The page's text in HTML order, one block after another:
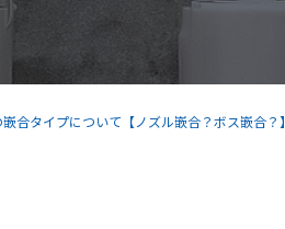
合タイプについて【ノズル嵌合？ボス嵌合？】